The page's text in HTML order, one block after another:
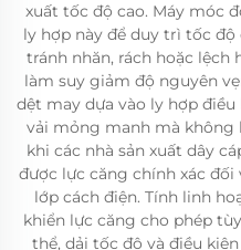
xuất tốc độ cao. Máy móc
ly hợp này để duy trì tốc
tránh nhăn, rách hoặc
làm suy giảm độ nguyên
dệt may dựa vào ly hợp
vải mỏng manh mà không
khi các nhà sản xuất dây
được lực căng chính xác
lớp cách điện. Tính linh
khiển lực căng cho phép
thể, dải tốc độ và điều